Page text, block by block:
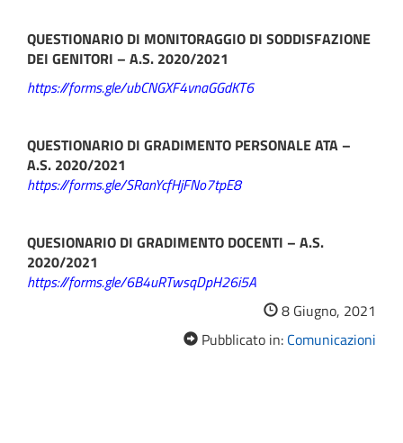
QUESTIONARIO DI MONITORAGGIO DI SODDISFAZIONE
DEI GENITORI – A.S. 2020/2021
https://forms.gle/ubCNGXF4vnaGGdKT6
QUESTIONARIO DI GRADIMENTO PERSONALE ATA –
A.S. 2020/2021
https://forms.gle/SRanYcfHjFNo7tpE8
QUESIONARIO DI GRADIMENTO DOCENTI – A.S.
2020/2021
https://forms.gle/6B4uRTwsqDpH26i5A
8 Giugno, 2021
Pubblicato in: Comunicazioni